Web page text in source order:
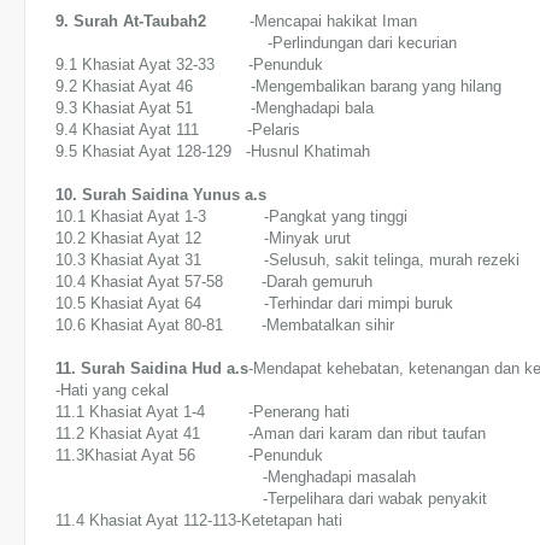
9. Surah At-Taubah2
-Mencapai hakikat Iman
-Perlindungan dari kecurian
9.1 Khasiat Ayat 32-33 -Penunduk
9.2 Khasiat Ayat 46 -Mengembalikan barang yang hilang
9.3 Khasiat Ayat 51 -Menghadapi bala
9.4 Khasiat Ayat 111 -Pelaris
9.5 Khasiat Ayat 128-129 -Husnul Khatimah
10. Surah Saidina Yunus a.s
10.1 Khasiat Ayat 1-3 -Pangkat yang tinggi
10.2 Khasiat Ayat 12 -Minyak urut
10.3 Khasiat Ayat 31 -Selusuh, sakit telinga, murah rezeki
10.4 Khasiat Ayat 57-58 -Darah gemuruh
10.5 Khasiat Ayat 64 -Terhindar dari mimpi buruk
10.6 Khasiat Ayat 80-81 -Membatalkan sihir
11. Surah Saidina Hud a.s-Mendapat kehebatan, ketenangan dan
-Hati yang cekal
11.1 Khasiat Ayat 1-4 -Penerang hati
11.2 Khasiat Ayat 41 -Aman dari karam dan ribut taufan
11.3Khasiat Ayat 56 -Penunduk
-Menghadapi masalah
-Terpelihara dari wabak penyakit
11.4 Khasiat Ayat 112-113-Ketetapan hati